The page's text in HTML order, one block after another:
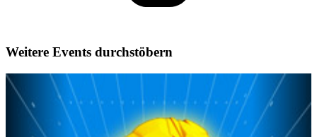
Weitere Events durchstöbern